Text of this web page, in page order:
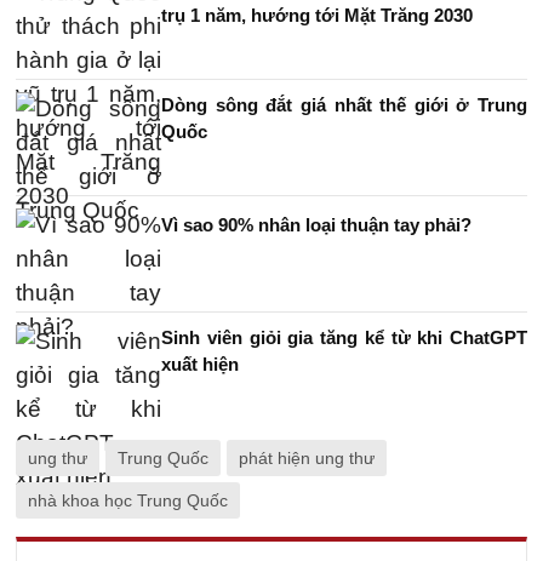
trụ 1 năm, hướng tới Mặt Trăng 2030
Dòng sông đắt giá nhất thế giới ở Trung
Quốc
Vì sao 90% nhân loại thuận tay phải?
Sinh viên giỏi gia tăng kể từ khi ChatGPT
xuất hiện
ung thư Trung Quốc phát hiện ung thư
nhà khoa học Trung Quốc